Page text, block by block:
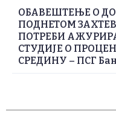
ОБАВЕШТЕЊЕ О
ПОДНЕТОМ
ПОТРЕБИ
СТУДИЈЕ О
СРЕДИНУ – ПСГ